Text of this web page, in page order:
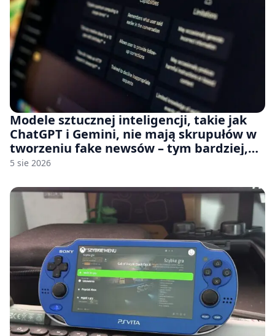
Modele sztucznej inteligencji, takie jak
ChatGPT i Gemini, nie mają skrupułów w
tworzeniu fake newsów – tym bardziej,
jeśli rozmawiasz z nimi po polsku
5 sie 2026